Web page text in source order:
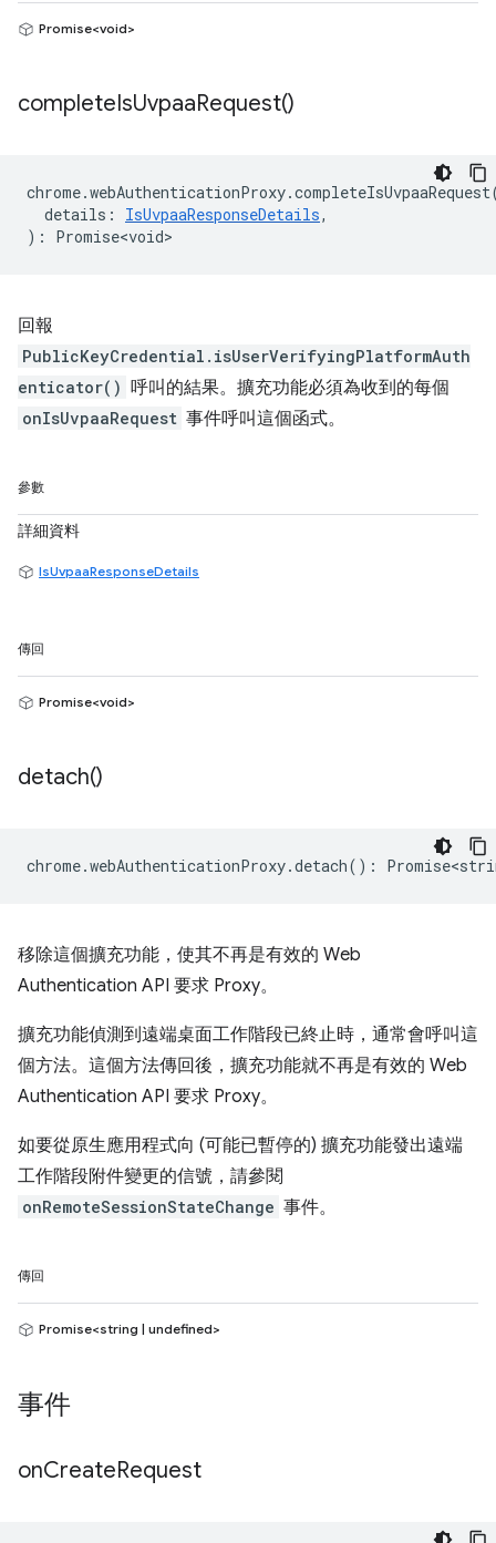
Promise<void>
completeIsUvpaaRequest()
chrome.webAuthenticationProxy.completeIsUvpaaRequest
details : IsUvpaaResponseDetails,
) : Promise<void>
回報
PublicKeyCredential.isUserVerifyingPlatformAuth
enticator() 呼叫的結果。擴充功能必須為收到的每個
onIsUvpaaRequest 事件呼叫這個函式。
參數
詳細資料
IsUvpaaResponseDetails
傳回
Promise<void>
detach()
chrome.webAuthenticationProxy.detach() :
移除這個擴充功能，使其不再是有效的 Web
Authentication API 要求 Proxy。
擴充功能偵測到遠端桌面工作階段已終止時，通常會呼叫這
個方法。這個方法傳回後，擴充功能就不再是有效的 Web
Authentication API 要求 Proxy。
如要從原生應用程式向 (可能已暫停的) 擴充功能發出遠端
工作階段附件變更的信號，請參閱
onRemoteSessionStateChange 事件。
傳回
Promise<string | undefined>
事件
onCreateRequest